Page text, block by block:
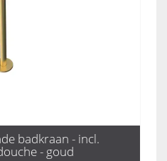
badkraan - incl.
- goud